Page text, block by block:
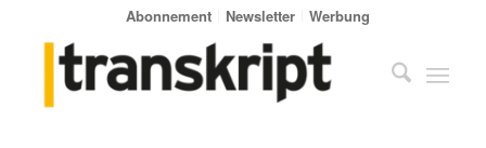
Abonnement Newsletter Werbung